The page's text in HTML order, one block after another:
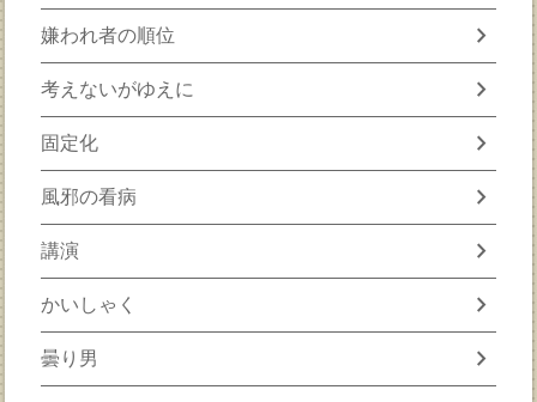
嫌われ者の順位 chevron_right
考えないがゆえに chevron_right
固定化 chevron_right
風邪の看病 chevron_right
講演 chevron_right
かいしゃく chevron_right
曇り男 chevron_right